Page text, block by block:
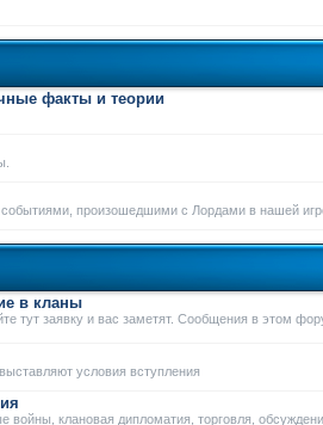
факты и теории
произошедшими с Лордами в нашей
в кланы
тут заявку и вас заметят. Сообщения в этом
условия вступления
войны, клановая дипломатия, торговля,